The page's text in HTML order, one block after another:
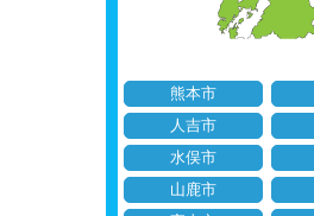
熊本市
人吉市
水俣市
山鹿市